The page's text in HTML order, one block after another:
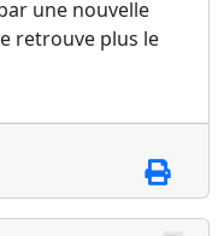
une nouvelle
retrouve plus le